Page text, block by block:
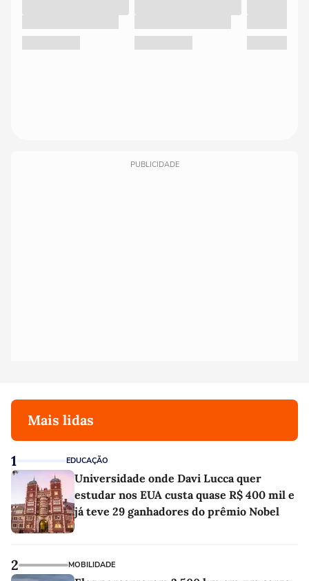
PUBLICIDADE
Mais lidas
1 EDUCAÇÃO
Universidade onde Davi Lucca quer
estudar nos EUA custa quase R$ 400 mil e
já teve 29 ganhadores do prêmio Nobel
2 MOBILIDADE